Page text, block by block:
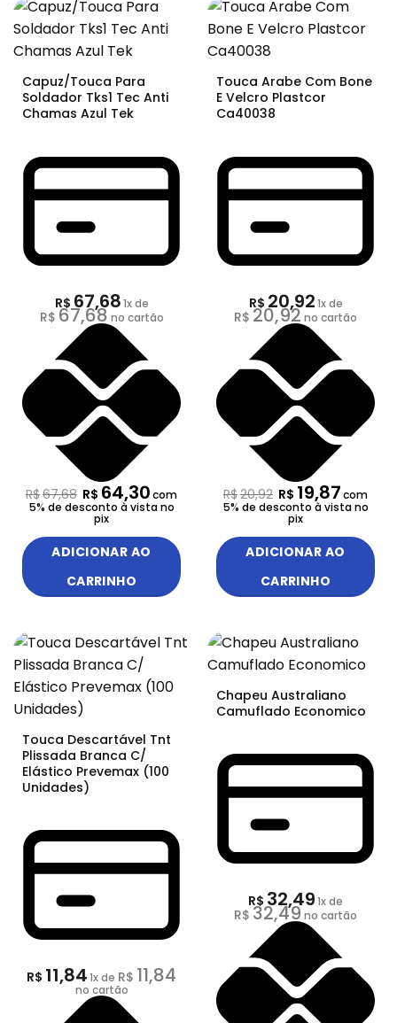
Capuz/Touca Para
Soldador Tks1 Tec Anti
Chamas Azul Tek
R$ 67,681x de
R$ 67,68 no cartão
R$67,68 R$ 64,30com
5% de desconto à vista no
pix
ADICIONAR AO
CARRINHO
Touca Arabe Com Bone
E Velcro Plastcor
Ca40038
R$ 20,921x de
R$ 20,92no cartão
R$20,92 R$ 19,87com
5% de desconto à vista no
pix
ADICIONAR AO
CARRINHO
Touca Descartável Tnt
Plissada Branca C/
Elástico Prevemax (100
Unidades)
R$ 11,841x de R$ 11,84
no cartão
Chapeu Australiano
Camuflado Economico
R$ 32,491x de
R$ 32,49no cartão